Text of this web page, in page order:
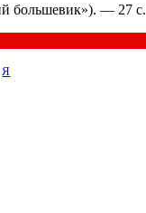
большевик»). — 27 с.
Я